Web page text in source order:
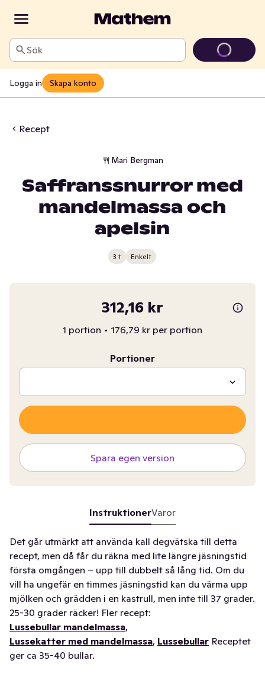
Sök
Logga in Skapa konto
Recept
Mari Bergman
Saffranssnurror med
mandelmassa och
apelsin
3 t Enkelt
312,16 kr
1 portion • 176,79 kr per portion
Portioner
Spara egen version
InstruktionerVaror
Det går utmärkt att använda kall degvätska till detta
recept, men då får du räkna med lite längre jäsningstid
första omgången – upp till dubbelt så lång tid. Om du
vill ha ungefär en timmes jäsningstid kan du värma upp
mjölken och grädden i en kastrull, men inte till 37 grader.
25-30 grader räcker! Fler recept:
Lussebullar mandelmassa,
Lussekatter med mandelmassa, Lussebullar Receptet
ger ca 35-40 bullar.